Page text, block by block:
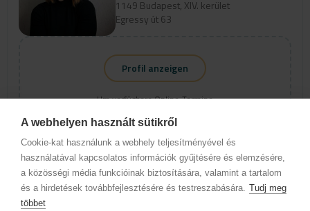
A webhelyen használt sütikről
Cookie-kat használunk a webhely teljesítményével és
használatával kapcsolatos információk gyűjtésére és elemzésére,
a közösségi média funkcióinak biztosítására, valamint a tartalom
és a hirdetések továbbfejlesztésére és testreszabására. Tudj meg
többet
Profil anzeigen
Um verfügbare Online-Termine
und einen Service aus
1149 Budapest, XIV. kerület
Egressy út 63
Noémi Bradics